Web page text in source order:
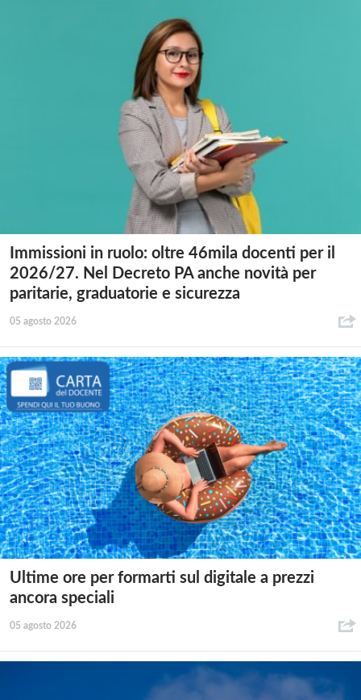
Immissioni in ruolo: oltre 46mila docenti per il
2026/27. Nel Decreto PA anche novità per
paritarie, graduatorie e sicurezza
05 agosto 2026
Ultime ore per formarti sul digitale a prezzi
ancora speciali
05 agosto 2026